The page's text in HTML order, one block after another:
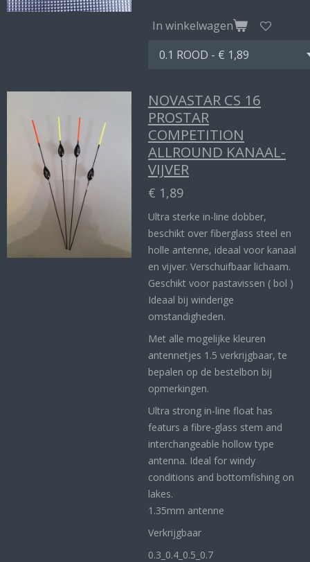
In winkelwagen
NOVASTAR CS 16
PROSTAR
COMPETITION
ALLROUND KANAAL-
VIJVER
€ 1,89
Ultra sterke in-line dobber,
beschikt over fiberglass steel en
holle antenne, ideaal voor kanaal
en vijver. Verschuifbaar lichaam.
Geschikt voor pastavissen ( bol )
Ideaal bij winderige
omstandigheden.
Met alle mogelijke kleuren
antennetjes 1.5 verkrijgbaar, te
bepalen op de bestelbon bij
opmerkingen.
Ultra strong in-line float has
featurs a fibre-glass stem and
interchangeable hollow type
antenna. Ideal for windy
conditions and bottomfishing on
lakes.
1.35mm antenne
Verkrijgbaar
0.3_ 0.4_ 0.5_0.7